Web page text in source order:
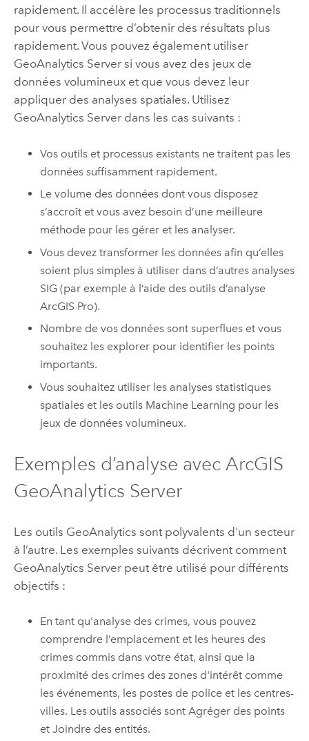
rapidement. Il accélère les processus traditionnels
pour vous permettre d’obtenir des résultats plus
rapidement. Vous pouvez également utiliser
GeoAnalytics Serversi vous avez des jeux de
données volumineux et que vous devez leur
appliquer des analyses spatiales. Utilisez
GeoAnalytics Serverdans les cas suivants :
Vos outils et processus existants ne traitent pas les
données suffisamment rapidement.
Le volume des données dont vous disposez
s’accroît et vous avez besoin d’une meilleure
méthode pour les gérer et les analyser.
Vous devez transformer les données afin qu’elles
soient plus simples à utiliser dans d’autres analyses
SIG (par exemple à l’aide des outils d’analyse
ArcGIS Pro).
Nombre de vos données sont superflues et vous
souhaitez les explorer pour identifier les points
importants.
Vous souhaitez utiliser les analyses statistiques
spatiales et les outils Machine Learning pour les
jeux de données volumineux.
Exemples d’analyse avec ArcGIS
GeoAnalytics Server
Les outils GeoAnalytics sont polyvalents d'un secteur
à l’autre. Les exemples suivants décrivent comment
GeoAnalytics Serverpeut être utilisé pour différents
objectifs :
En tant qu'analyse des crimes, vous pouvez
comprendre l’emplacement et les heures des
crimes commis dans votre état, ainsi que la
proximité des crimes des zones d'intérêt comme
les événements, les postes de police et les centres-
villes. Les outils associés sont Agréger des points
et Joindre des entités.